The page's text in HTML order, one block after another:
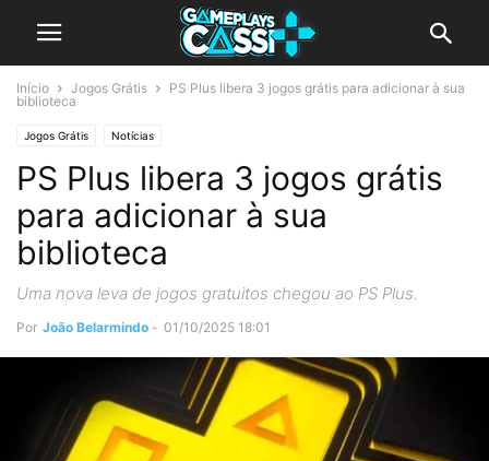
Início Jogos Grátis
PS Plus libera 3 jogos grátis para adicionar à sua
biblioteca
Jogos Grátis Notícias
PS Plus libera 3 jogos grátis
para adicionar à sua
biblioteca
Uma nova leva de jogos gratuitos chegou ao PS Plus.
Por João Belarmindo - 01/10/2025 18:01